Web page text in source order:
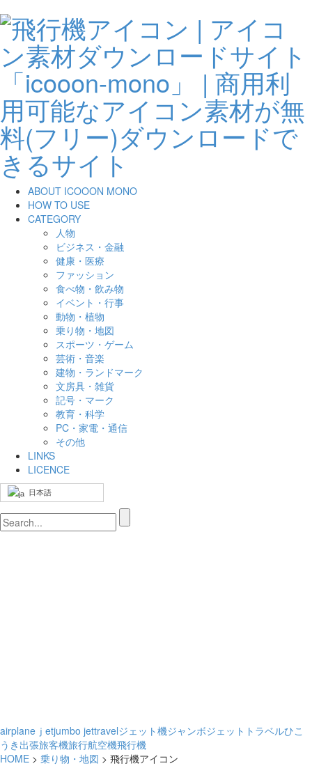
ABOUT ICOOON MONO
HOW TO USE
CATEGORY
人物
ビジネス・金融
健康・医療
ファッション
食べ物・飲み物
イベント・行事
動物・植物
乗り物・地図
スポーツ・ゲーム
芸術・音楽
建物・ランドマーク
文房具・雑貨
記号・マーク
教育・科学
PC・家電・通信
その他
LINKS
LICENCE
日本語
airplane ｊetjumbo jettravelジェット機ジャンボジェット トラベルひこ
うき 出張旅客機旅行航空機飛行機
HOME > 乗り物・地図 > 飛行機アイコン